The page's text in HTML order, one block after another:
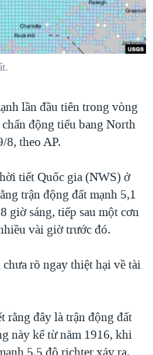
2024
TẠI DẢI GAZA
ĐƯỜNG
HẠ 'BÊN THẮNG CUỘC'
VÀ NAY
AFGHANISTAN
Ở VIỆT NAM
KIM TẠI VIỆT NAM
PHỦ VIỆT NAM
SÓNG TRỘM HẢI SÂM
lần đầu tiên trong vòng
động tiểu bang North
8, theo AP.
tiết Quốc gia (NWS) ở
trận động đất mạnh 5,1
giờ sáng, tiếp sau một cơn
vài giờ trước đó.
rõ ngay thiệt hại về tài
rằng đây là trận động đất
này kể từ năm 1916, khi